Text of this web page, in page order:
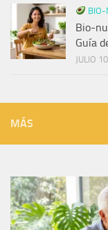
BIO-
Bio-
Guía
JULIO
MÁS